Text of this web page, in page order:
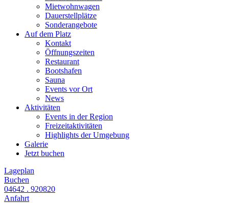
Mietwohnwagen
Dauerstellplätze
Sonderangebote
Auf dem Platz
Kontakt
Öffnungszeiten
Restaurant
Bootshafen
Sauna
Events vor Ort
News
Aktivitäten
Events in der Region
Freizeitaktivitäten
Highlights der Umgebung
Galerie
Jetzt buchen
Lageplan
Buchen
04642 . 920820
Anfahrt